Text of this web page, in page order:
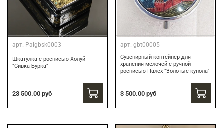
арт. Palgbsk0003
Шкатулка с росписью Холуй
"Сивка-Бурка"
23 500.00 руб
арт. gbt00005
Сувенирный контейнер для
хранения мелочей с ручной
росписью Палех "Золотые купола"
3 500.00 руб